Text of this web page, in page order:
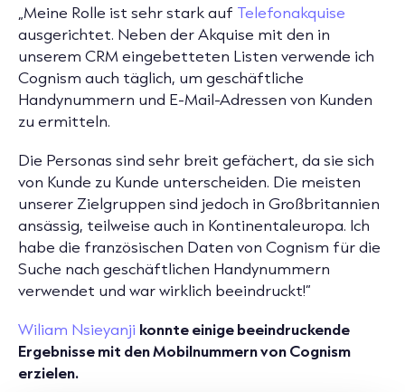
„Meine Rolle ist sehr stark auf Telefonakquise
ausgerichtet. Neben der Akquise mit den in
unserem CRM eingebetteten Listen verwende ich
Cognism auch täglich, um geschäftliche
Handynummern und E-Mail-Adressen von Kunden
zu ermitteln.
Die Personas sind sehr breit gefächert, da sie sich
von Kunde zu Kunde unterscheiden. Die meisten
unserer Zielgruppen sind jedoch in Großbritannien
ansässig, teilweise auch in Kontinentaleuropa. Ich
habe die französischen Daten von Cognism für die
Suche nach geschäftlichen Handynummern
verwendet und war wirklich beeindruckt!“
Wiliam Nsieyanji konnte einige beeindruckende
Ergebnisse mit den Mobilnummern von Cognism
erzielen.